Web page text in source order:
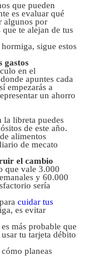
que pueden
es evaluar qué
algunos por
te alejan de tus
sigue estos
gastos
en el
apuntes cada
empezarás a
un ahorro
la libreta puedes
de este año.
alimentos
de mecato
el cambio
que vale 3.000
y 60.000
sería
cuidar tus
es evitar
más probable que
tu tarjeta débito
planeas